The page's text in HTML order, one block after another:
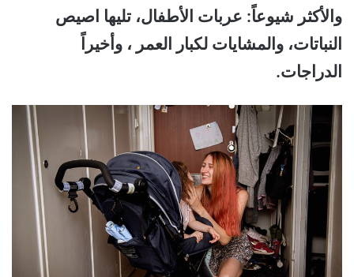
والأكثر شيوعاً: عربات الأطفال، تليها اصيص
النباتات، والمشايات لكبار العمر ، وأخيراً
الدراجات.